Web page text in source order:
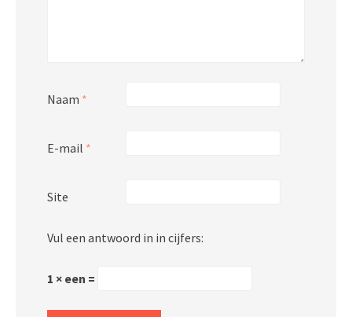
Naam *
E-mail *
Site
Vul een antwoord in in cijfers:
1 × een =